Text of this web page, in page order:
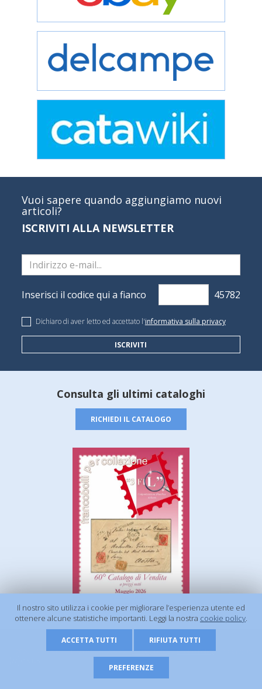
Vuoi sapere quando aggiungiamo nuovi
articoli?
ISCRIVITI ALLA NEWSLETTER
Inserisci il codice qui a fianco
Dichiaro di aver letto ed accettato l'informativa sulla privacy
ISCRIVITI
Consulta gli ultimi cataloghi
RICHIEDI IL CATALOGO
© 2026 - 3 FIL s.r.l. | P.Iva 01506920675 |Privacy Policy|Cookie Policy| Powered by
Il nostro sito utilizza i cookie per migliorare l’esperienza utente ed
ottenere alcune statistiche importanti. Leggi la nostra cookie policy.
ACCETTA TUTTI RIFIUTA TUTTI
PREFERENZE